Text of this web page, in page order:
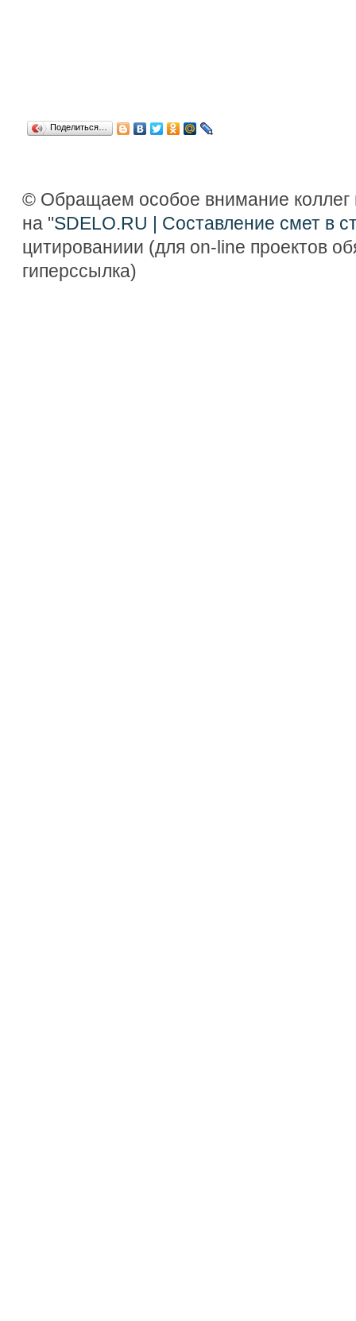
Поделиться…
© Обращаем особое внимание коллег
на "SDELO.RU | Составление смет в
цитированиии (для on-line проектов
гиперссылка)